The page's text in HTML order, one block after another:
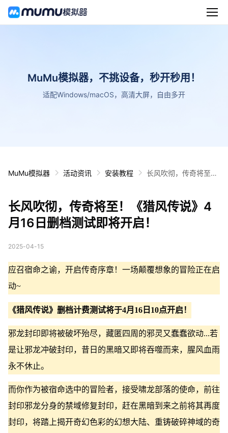
MuMu模拟器，不挑设备，秒开秒用！
适配Windows/macOS，高清大屏，自由多开
MuMu模拟器 活动资讯 安装教程
长风吹彻，传奇将至！
长风吹彻，传奇将至！《猎风传说》4
月16日删档测试即将开启！
2025-04-15
应召宿命之谕，开启传奇序章！一场颠覆想象的冒险正在启
动~
《猎风传说》删档计费测试将于4月16日10点开启！
邪龙封印即将被破坏殆尽，藏匿四周的邪灵又蠢蠢欲动...若
是让邪龙冲破封印，昔日的黑暗又即将吞噬而来，腥风血雨
永不休止。
而你作为被宿命选中的冒险者，接受啸龙部落的使命，前往
封印邪龙分身的禁域修复封印，赶在黑暗到来之前将其再度
封印，将踏上揭开奇幻色彩的幻想大陆、重铸破碎神域的奇